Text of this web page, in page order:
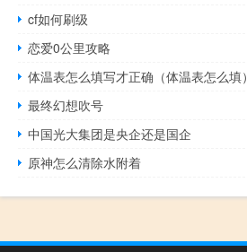
cf如何刷级
恋爱0公里攻略
体温表怎么填写才正确（体温表怎么填）
最终幻想吹号
中国光大集团是央企还是国企
原神怎么清除水附着